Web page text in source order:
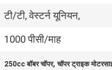
टी/टी, वेस्टर्न यूनियन,
1000 पीसी/माह
250cc बॉबर चॉपर,चॉपर ट्राइक